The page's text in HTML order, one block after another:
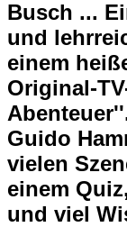
Busch ...
und
einem
Original-
Guido
vielen
einem
und viel